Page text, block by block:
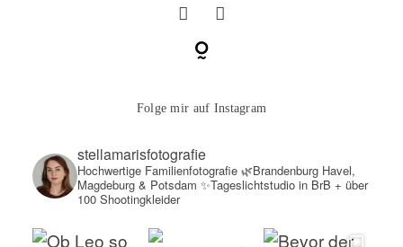
Folge mir auf Instagram
stellamarisfotografie
Hochwertige Familienfotografie🌿Brandenburg Havel,
Magdeburg & Potsdam ✨Tageslichtstudio in BrB + über
100 Shootingkleider